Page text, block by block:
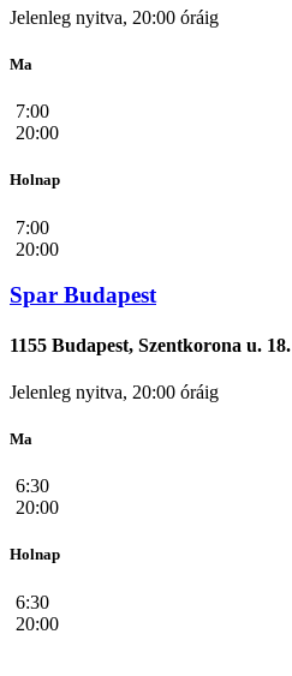
Jelenleg nyitva, 20:00 óráig
Ma
7:00
20:00
Holnap
7:00
20:00
Spar Budapest
1155 Budapest, Szentkorona u. 18.
Jelenleg nyitva, 20:00 óráig
Ma
6:30
20:00
Holnap
6:30
20:00